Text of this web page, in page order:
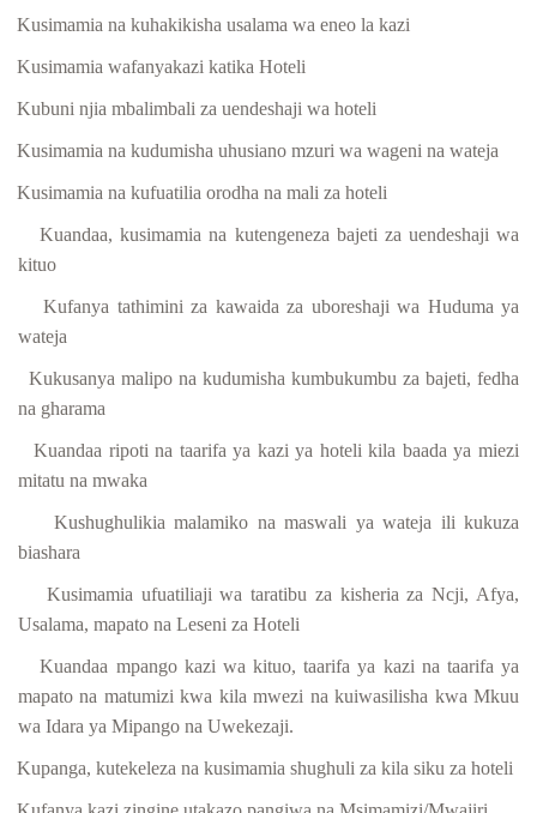
Kusimamia na kuhakikisha usalama wa eneo la kazi
Kusimamia wafanyakazi katika Hoteli
Kubuni njia mbalimbali za uendeshaji wa hoteli
Kusimamia na kudumisha uhusiano mzuri wa wageni na wateja
Kusimamia na kufuatilia orodha na mali za hoteli
Kuandaa, kusimamia na kutengeneza bajeti za uendeshaji wa
kituo
Kufanya tathimini za kawaida za uboreshaji wa Huduma ya
wateja
Kukusanya malipo na kudumisha kumbukumbu za bajeti, fedha
na gharama
Kuandaa ripoti na taarifa ya kazi ya hoteli kila baada ya miezi
mitatu na mwaka
Kushughulikia malamiko na maswali ya wateja ili kukuza
biashara
Kusimamia ufuatiliaji wa taratibu za kisheria za Ncji, Afya,
Usalama, mapato na Leseni za Hoteli
Kuandaa mpango kazi wa kituo, taarifa ya kazi na taarifa ya
mapato na matumizi kwa kila mwezi na kuiwasilisha kwa Mkuu
wa Idara ya Mipango na Uwekezaji.
Kupanga, kutekeleza na kusimamia shughuli za kila siku za hoteli